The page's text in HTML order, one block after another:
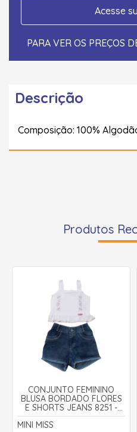
Acesse
PARA VER OS PREÇOS
Descrição
Composição: 100%
Produtos
CONJUNTO FEMININO
BLUSA BORDADO FLORES
E SHORTS JEANS 8251 -
MINI MISS
MINI MISS